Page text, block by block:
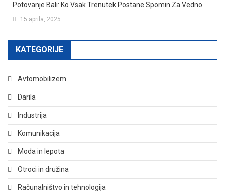
Potovanje Bali: Ko Vsak Trenutek Postane Spomin Za Vedno
15 aprila, 2025
KATEGORIJE
Avtomobilizem
Darila
Industrija
Komunikacija
Moda in lepota
Otroci in družina
Računalništvo in tehnologija